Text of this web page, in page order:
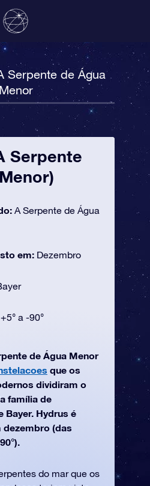
Serpente de Água
Menor
Serpente
A Serpente de Água
em: Dezembro
+5° a -90°
de Água Menor
que os
dividiram o
família de
Bayer. Hydrus é
dezembro (das
do mar que os